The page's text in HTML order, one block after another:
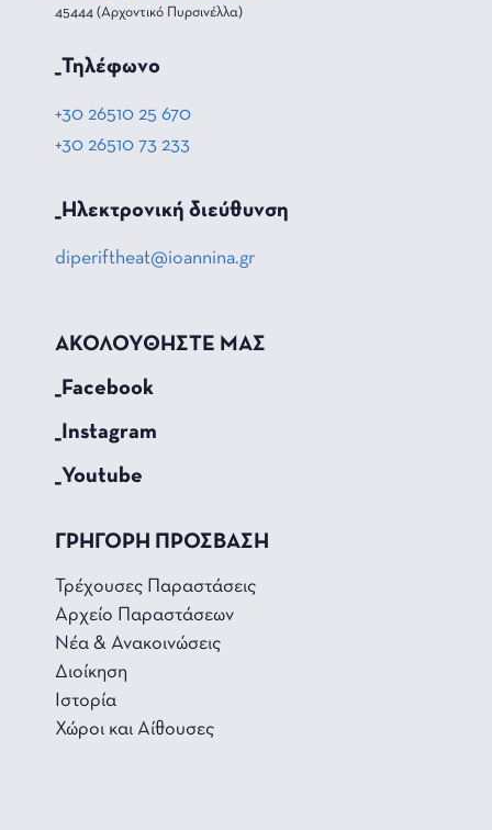
45444 (Αρχοντικό Πυρσινέλλα)
_Τηλέφωνο
+30 26510 25 670
+30 26510 73 233
_Hλεκτρονική διεύθυνση
diperiftheat@ioannina.gr
ΑΚΟΛΟΥΘΗΣΤΕ ΜΑΣ
_Facebook
_Instagram
_Youtube
ΓΡΗΓΟΡΗ ΠΡΟΣΒΑΣΗ
Τρέχουσες Παραστάσεις
Αρχείο Παραστάσεων
Νέα & Ανακοινώσεις
Διοίκηση
Ιστορία
Χώροι και Αίθουσες